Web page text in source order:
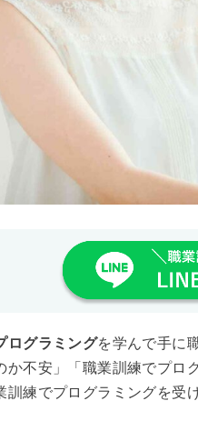
ログラミングを学んで手に
か不安」「職業訓練でプロ
訓練でプログラミングを受